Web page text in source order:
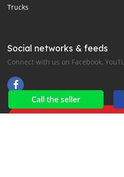
Call the seller
Trucks
Social networks & feeds
Connect with us on Facebook,